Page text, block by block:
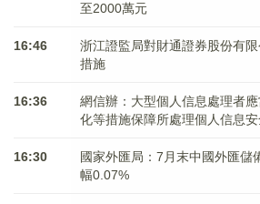
至2000萬元
16:46
浙江證監局對財通證券股份有
措施
16:36
網信辦：大型個人信息處理者
化等措施保障所處理個人信息安
16:30
國家外匯局：7月末中國外匯儲
幅0.07%